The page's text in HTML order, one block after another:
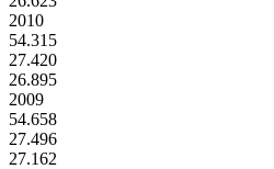
2010
54.315
27.420
26.895
2009
54.658
27.496
27.162